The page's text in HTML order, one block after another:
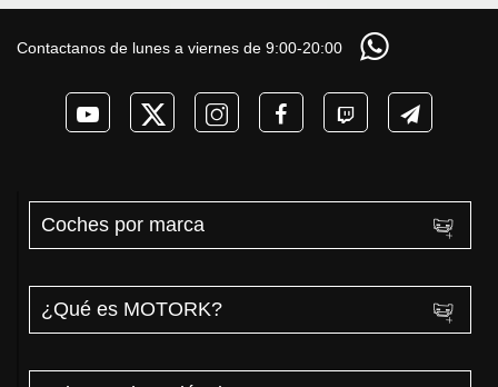
DM-i y EV con más
coches eléctricos y
PHEV 2026
COCHE que NO lo
necesita? PRUEBA
de AUTONOMÍA
Contactanos de lunes a viernes de 9:00-20:00
Coches por marca
¿Qué es MOTORK?